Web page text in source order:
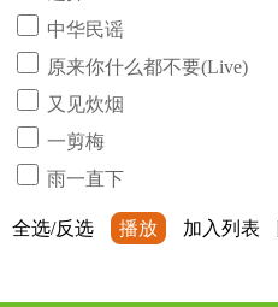
中华民谣
原来你什么都不要(Live)
又见炊烟
一剪梅
雨一直下
全选/反选 播放 加入列表